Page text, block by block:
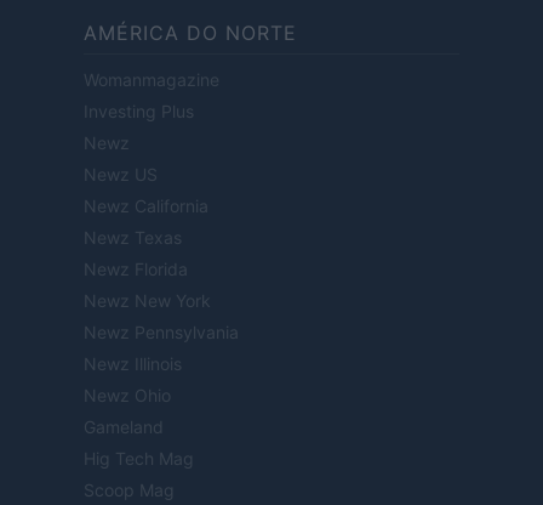
AMÉRICA DO NORTE
Womanmagazine
Investing Plus
Newz
Newz US
Newz California
Newz Texas
Newz Florida
Newz New York
Newz Pennsylvania
Newz Illinois
Newz Ohio
Gameland
Hig Tech Mag
Scoop Mag